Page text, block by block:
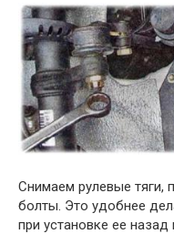
Снимаем рулевые тяги,
болты. Это удобнее
при установке ее